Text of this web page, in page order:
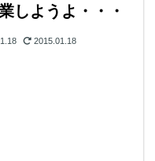
しようよ・・・
2015.01.18